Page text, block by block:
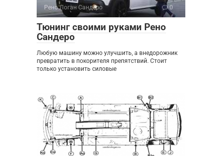
Рено Логан Сандеро 0
Тюнинг своими руками Рено
Сандеро
Любую машину можно улучшить, а внедорожник
превратить в покорителя препятствий. Стоит
только установить силовые